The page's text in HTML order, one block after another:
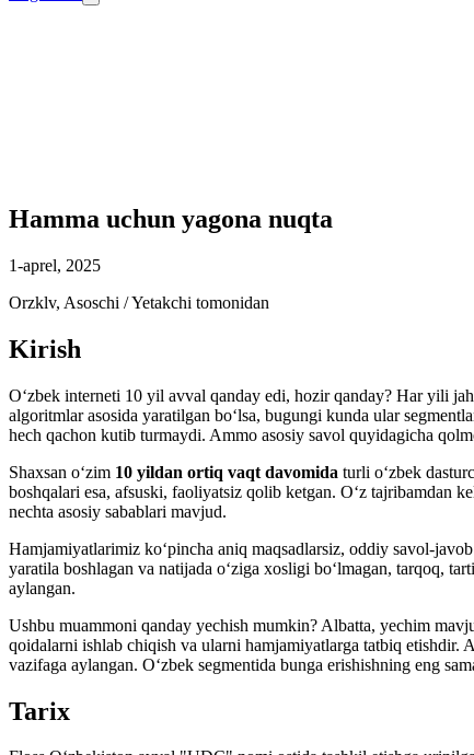
Hamma uchun yagona nuqta
1-aprel, 2025
Orzklv, Asoschi / Yetakchi tomonidan
Kirish
O‘zbek interneti 10 yil avval qanday edi, hozir qanday? Har yili
algoritmlar asosida yaratilgan bo‘lsa, bugungi kunda ular
hech qachon kutib turmaydi. Ammo asosiy savol quyidagicha
Shaxsan o‘zim 10 yildan ortiq vaqt davomida turli o‘zbek
boshqalari esa, afsuski, faoliyatsiz qolib ketgan. O‘z tajribamdan
nechta asosiy sabablari mavjud.
Hamjamiyatlarimiz ko‘pincha aniq maqsadlarsiz, oddiy savol-
yaratila boshlagan va natijada o‘ziga xosligi bo‘lmagan, tarqoq,
aylangan.
Ushbu muammoni qanday yechish mumkin? Albatta, yechim
qoidalarni ishlab chiqish va ularni hamjamiyatlarga tatbiq
vazifaga aylangan. O‘zbek segmentida bunga erishishning eng
Tarix